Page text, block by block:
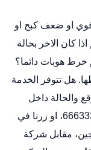
قوي او ضعف كبح او
كان الاخر بحالة
خرط هوبات دائما؟
هل تتوفر الخدمة
والحالة داخل
الكويت. كيف احجز بسرعة؟ اتصل على 66633305، او زرنا في
دوار الاوكسجين، مقابل شركة